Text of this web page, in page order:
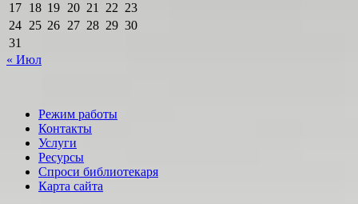
17 18 19 20 21 22 23
24 25 26 27 28 29 30
31
« Июл
Режим работы
Контакты
Услуги
Ресурсы
Спроси библиотекаря
Карта сайта